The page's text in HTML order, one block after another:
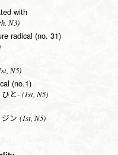
with
N3)
radical (no. 31)
N5)
(no.1)
と- (1st, N5)
ン (1st, N5)